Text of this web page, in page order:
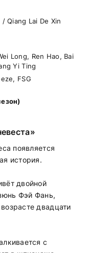
Qiang Lai De Xin
Long, Ren Hao, Bai
Yi Ting
FSG
появляется
история.
двойной
Фэй Фань,
двадцати
с